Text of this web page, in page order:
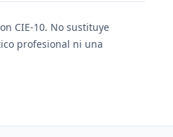
CIE-10. No sustituye
profesional ni una